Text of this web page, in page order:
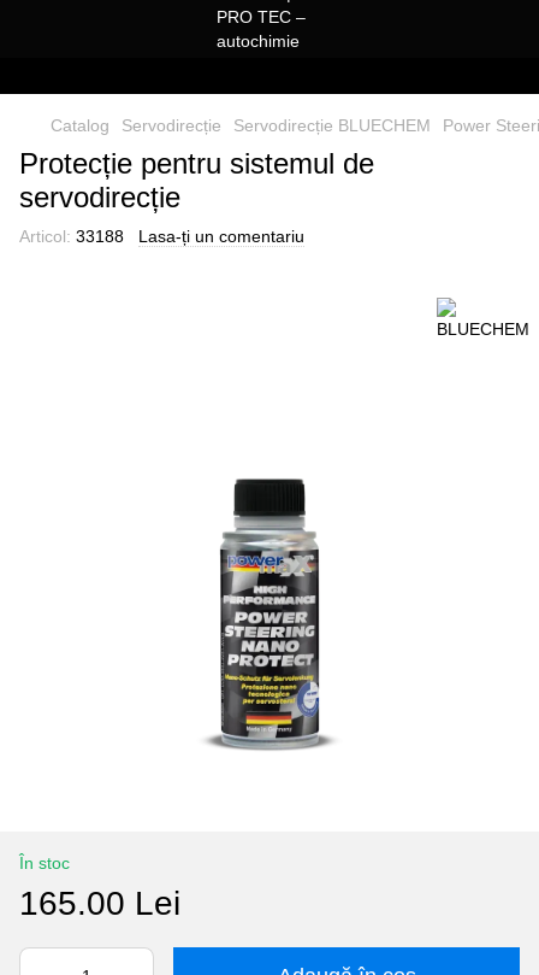
Catalog Servodirecție Servodirecție BLUECHEM Power
Protecție pentru sistemul de
servodirecție
Articol: 33188 Lasa-ți un comentariu
În stoc
165.00 Lei